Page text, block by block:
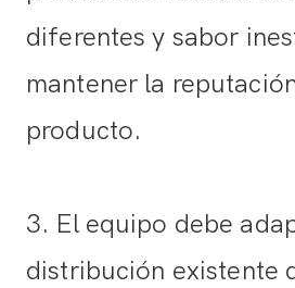
diferentes y sabor
mantener la
producto.
3. El equipo debe
distribución existente